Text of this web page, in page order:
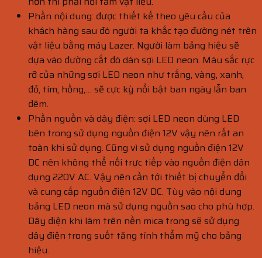
Phần nội dung: được thiết kế theo yêu cầu của
khách hàng sau đó người ta khắc tạo đường nét trên
vật liệu bằng máy Lazer. Người làm bảng hiệu sẽ
dựa vào đường cắt đó dán sợi LED neon. Màu sắc rực
rỡ của những sợi LED neon như trắng, vàng, xanh,
đỏ, tím, hồng,… sẽ cực kỳ nổi bật ban ngày lẫn ban
đêm.
Phần nguồn và dây điện: sợi LED neon dùng LED
bên trong sử dụng nguồn điện 12V vậy nên rất an
toàn khi sử dụng. Cũng vì sử dụng nguồn điện 12V
DC nên không thể nối trực tiếp vào nguồn điện dân
dụng 220V AC. Vậy nên cần tới thiết bị chuyển đổi
và cung cấp nguồn điện 12V DC. Tùy vào nội dung
bảng LED neon mà sử dụng nguồn sao cho phù hợp.
Dây điện khi làm trên nền mica trong sẽ sử dụng
dây điện trong suốt tăng tính thẩm mỹ cho bảng
hiệu.